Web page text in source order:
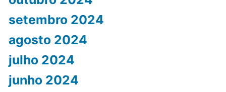
setembro 2024
agosto 2024
julho 2024
junho 2024